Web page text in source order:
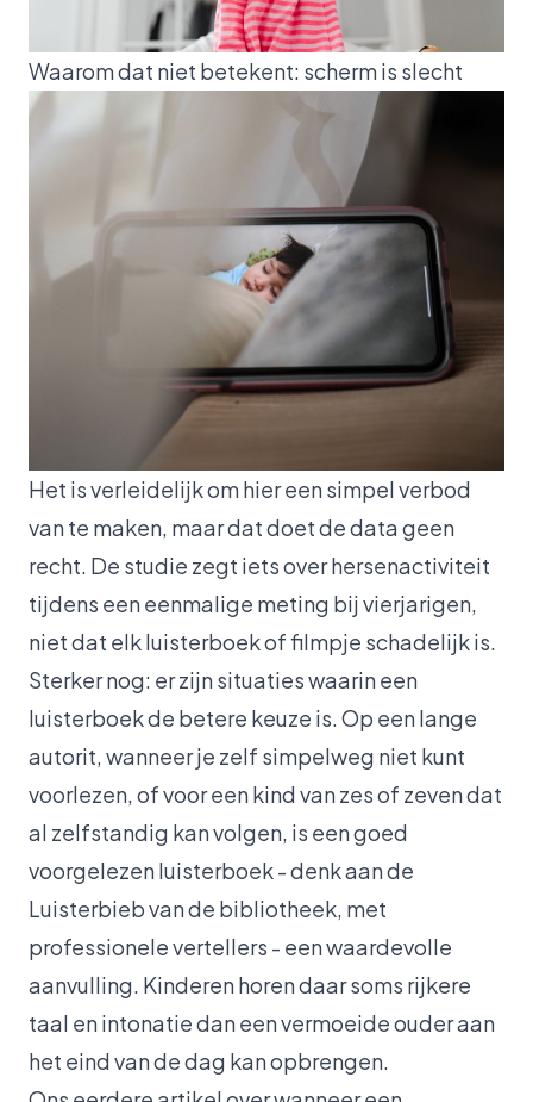
Waarom dat niet betekent: scherm is slecht
Het is verleidelijk om hier een simpel verbod
van te maken, maar dat doet de data geen
recht. De studie zegt iets over hersenactiviteit
tijdens een eenmalige meting bij vierjarigen,
niet dat elk luisterboek of filmpje schadelijk is.
Sterker nog: er zijn situaties waarin een
luisterboek de betere keuze is. Op een lange
autorit, wanneer je zelf simpelweg niet kunt
voorlezen, of voor een kind van zes of zeven dat
al zelfstandig kan volgen, is een goed
voorgelezen luisterboek - denk aan de
Luisterbieb van de bibliotheek, met
professionele vertellers - een waardevolle
aanvulling. Kinderen horen daar soms rijkere
taal en intonatie dan een vermoeide ouder aan
het eind van de dag kan opbrengen.